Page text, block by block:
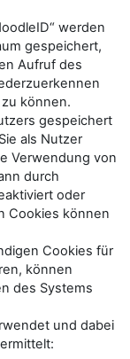
werden
gespeichert,
Aufruf des
können.
gespeichert
als Nutzer
Verwendung von
durch
oder
Cookies können
Cookies für
können
des Systems
und dabei